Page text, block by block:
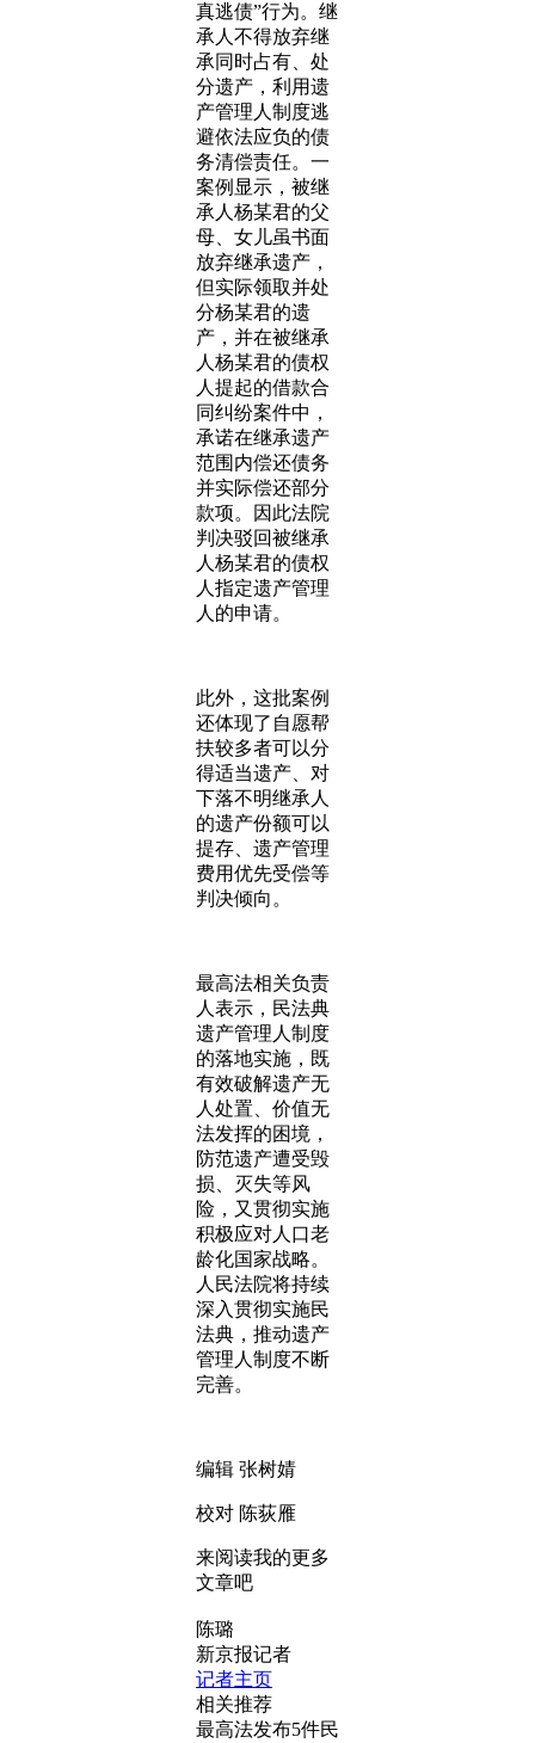
真逃债”行为。继
承人不得放弃继
承同时占有、处
分遗产，利用遗
产管理人制度逃
避依法应负的债
务清偿责任。一
案例显示，被继
承人杨某君的父
母、女儿虽书面
放弃继承遗产，
但实际领取并处
分杨某君的遗
产，并在被继承
人杨某君的债权
人提起的借款合
同纠纷案件中，
承诺在继承遗产
范围内偿还债务
并实际偿还部分
款项。因此法院
判决驳回被继承
人杨某君的债权
人指定遗产管理
人的申请。
此外，这批案例
还体现了自愿帮
扶较多者可以分
得适当遗产、对
下落不明继承人
的遗产份额可以
提存、遗产管理
费用优先受偿等
判决倾向。
最高法相关负责
人表示，民法典
遗产管理人制度
的落地实施，既
有效破解遗产无
人处置、价值无
法发挥的困境，
防范遗产遭受毁
损、灭失等风
险，又贯彻实施
积极应对人口老
龄化国家战略。
人民法院将持续
深入贯彻实施民
法典，推动遗产
管理人制度不断
完善。
编辑 张树婧
校对 陈荻雁
来阅读我的更多
文章吧
陈璐
新京报记者
记者主页
相关推荐
最高法发布5件民